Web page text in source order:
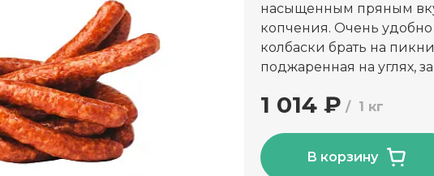
насыщенным пряным
копчения. Очень
колбаски брать на
поджаренная на углях,
1 кг
1 014 ₽
В корзину
Соль, сахар и специи
Сухари и снеки